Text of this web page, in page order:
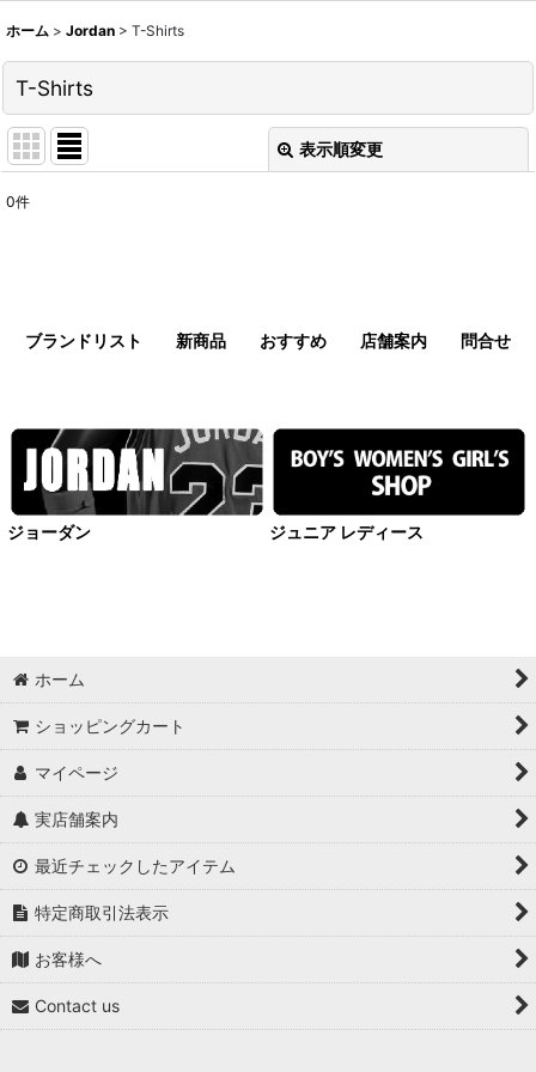
ホーム > Jordan > T-Shirts
T-Shirts
表示順変更
絞り込む
0件
ブランドリスト 新商品 おすすめ 店舗案内 問合せ
ジョーダン ジュニア レディース
ホーム
ショッピングカート
マイページ
実店舗案内
最近チェックしたアイテム
特定商取引法表示
お客様へ
Contact us